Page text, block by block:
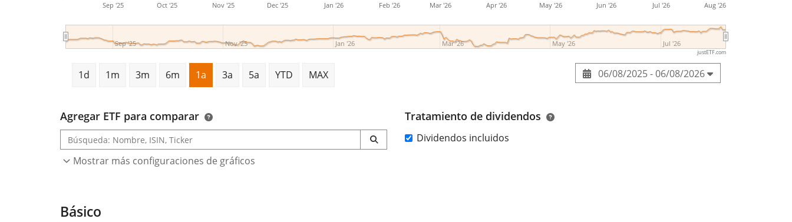
Sep '25 Oct '25 Nov '25 Dec '25 Jan '26 Feb '26 Mar '26 Apr '26 May '26 Jun '26 Jul '26 Aug '26
Sep '25 Nov '25 Jan '26 Mar '26 May '26 Jul '26
justETF.com
1d 1m 3m 6m 1a 3a 5a YTD MAX 06/08/2025 - 06/08/2026
Agregar ETF para comparar Tratamiento de dividendos
Dividendos incluidos
Mostrar más configuraciones de gráficos
Básico